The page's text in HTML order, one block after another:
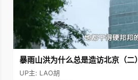
暴雨山洪为什么总是造访北京（二）
UP主: LAO胡